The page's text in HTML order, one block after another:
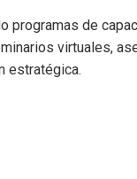
programas de
virtuales,
estratégica.